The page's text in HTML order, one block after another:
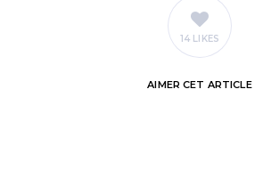
14 LIKES
AIMER CET ARTICLE